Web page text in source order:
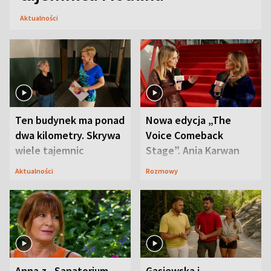
Aktualności
Ten budynek ma ponad
dwa kilometry. Skrywa
wiele tajemnic
Aktualności
Nowa edycja „The
Voice Comeback
Stage”. Ania Karwan
zapowiada
Rozmowy